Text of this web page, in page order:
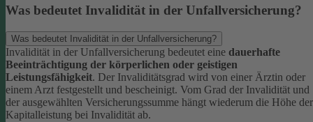
Was bedeutet Invalidität in der Unfallversicherung?
Was bedeutet Invalidität in der Unfallversicherung?
Invalidität in der Unfallversicherung bedeutet eine dauerhafte
Beeinträchtigung der körperlichen oder geistigen
Leistungsfähigkeit. Der Invaliditätsgrad wird von einer Ärztin oder
einem Arzt festgestellt und bescheinigt. Vom Grad der Invalidität und
der ausgewählten Versicherungssumme hängt wiederum die Höhe der
Kapitalleistung bei Invalidität ab.